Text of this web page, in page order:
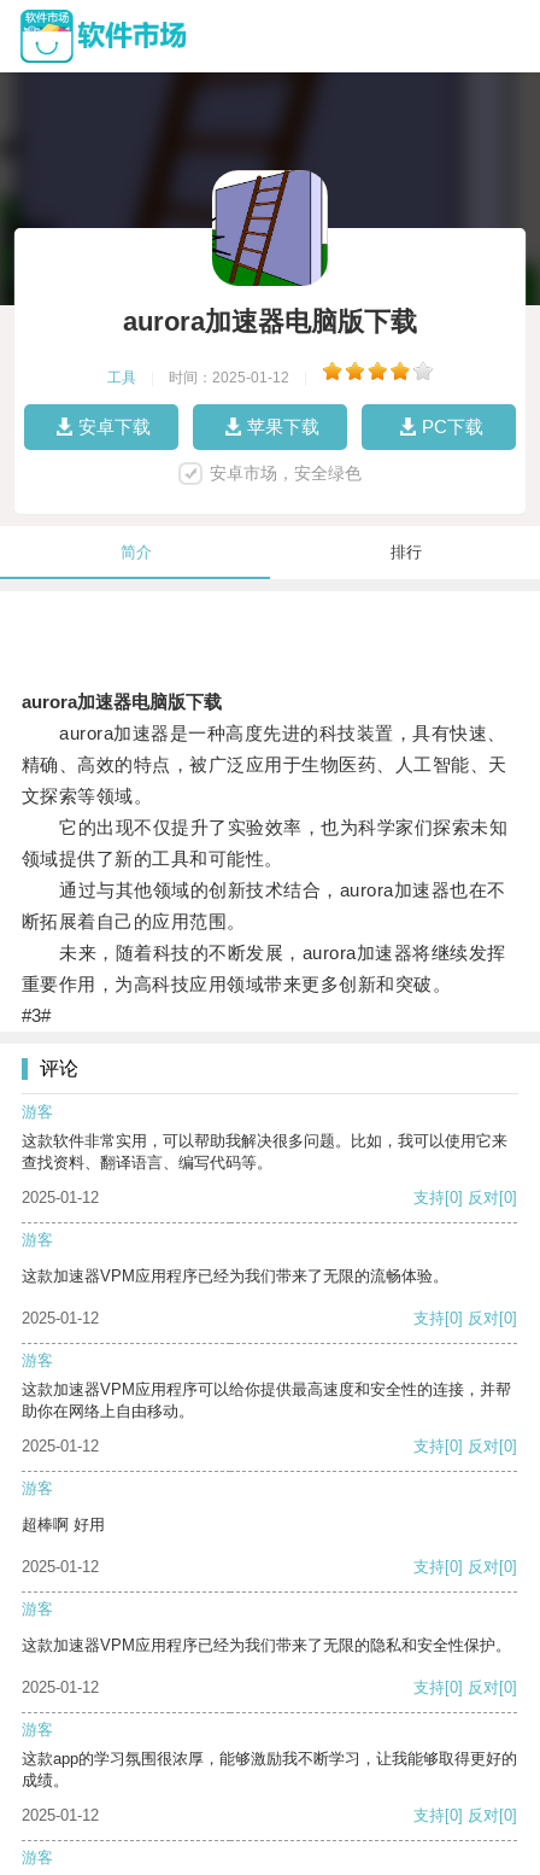
aurora加速器电脑版下载
工具 时间：2025-01-12
安卓下载 苹果下载 PC下载
安卓市场，安全绿色
简介 排行
aurora加速器电脑版下载
aurora加速器是一种高度先进的科技装置，具有快速、
精确、高效的特点，被广泛应用于生物医药、人工智能、天
文探索等领域。
它的出现不仅提升了实验效率，也为科学家们探索未知
领域提供了新的工具和可能性。
通过与其他领域的创新技术结合，aurora加速器也在不
断拓展着自己的应用范围。
未来，随着科技的不断发展，aurora加速器将继续发挥
重要作用，为高科技应用领域带来更多创新和突破。
#3#
评论
游客
这款软件非常实用，可以帮助我解决很多问题。比如，我可以使用它来
查找资料、翻译语言、编写代码等。
2025-01-12
支持[0] 反对[0]
游客
这款加速器VPM应用程序已经为我们带来了无限的流畅体验。
2025-01-12 支持[0] 反对[0]
游客
这款加速器VPM应用程序可以给你提供最高速度和安全性的连接，并帮
助你在网络上自由移动。
2025-01-12
支持[0] 反对[0]
游客
超棒啊 好用
2025-01-12 支持[0] 反对[0]
游客
这款加速器VPM应用程序已经为我们带来了无限的隐私和安全性保护。
2025-01-12 支持[0] 反对[0]
游客
这款app的学习氛围很浓厚，能够激励我不断学习，让我能够取得更好的
成绩。
2025-01-12
支持[0] 反对[0]
游客